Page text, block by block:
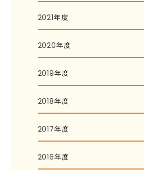
2021年度
2020年度
2019年度
2018年度
2017年度
2016年度